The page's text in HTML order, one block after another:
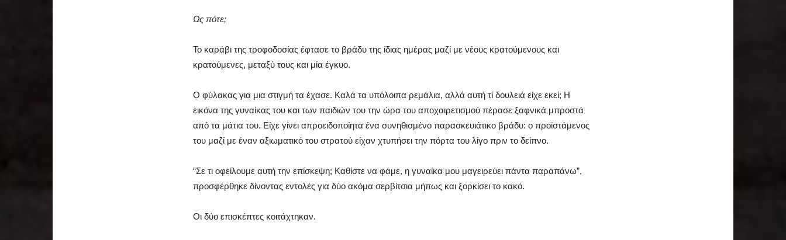
Ως πότε;
Το καράβι της τροφοδοσίας έφτασε το βράδυ της ίδιας ημέρας μαζί με νέους κρατούμενους και
κρατούμενες, μεταξύ τους και μία έγκυο.
Ο φύλακας για μια στιγμή τα έχασε. Καλά τα υπόλοιπα ρεμάλια, αλλά αυτή τί δουλειά είχε εκεί; Η
εικόνα της γυναίκας του και των παιδιών του την ώρα του αποχαιρετισμού πέρασε ξαφνικά μπροστά
από τα μάτια του. Είχε γίνει απροειδοποίητα ένα συνηθισμένο παρασκευιάτικο βράδυ: ο προϊστάμενος
του μαζί με έναν αξιωματικό του στρατού είχαν χτυπήσει την πόρτα του λίγο πριν το δείπνο.
“Σε τι οφείλουμε αυτή την επίσκεψη; Καθίστε να φάμε, η γυναίκα μου μαγειρεύει πάντα παραπάνω”,
προσφέρθηκε δίνοντας εντολές για δύο ακόμα σερβίτσια μήπως και ξορκίσει το κακό.
Οι δύο επισκέπτες κοιτάχτηκαν.